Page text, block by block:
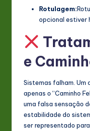
Rotulagem:
opcional estiver
e
Sistemas falham. Um
apenas o “Caminho
uma falsa sensação
estabilidade do
ser representado